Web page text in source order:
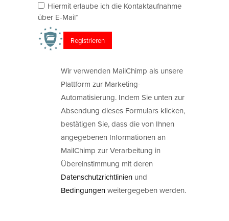
Hiermit erlaube ich die Kontaktaufnahme
über E-Mail*
Wir verwenden MailChimp als unsere
Plattform zur Marketing-
Automatisierung. Indem Sie unten zur
Absendung dieses Formulars klicken,
bestätigen Sie, dass die von Ihnen
angegebenen Informationen an
MailChimp zur Verarbeitung in
Übereinstimmung mit deren
Datenschutzrichtlinien und
Bedingungenweitergegeben werden.